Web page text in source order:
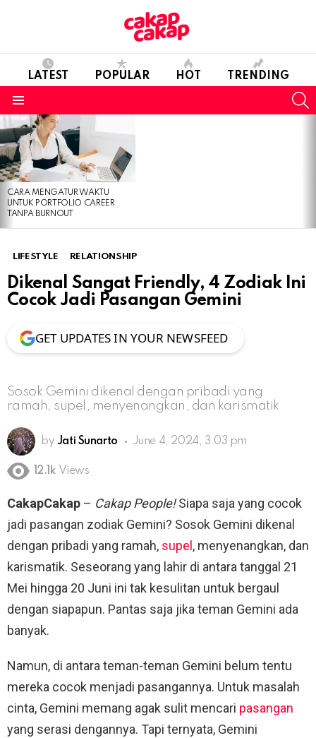
LATEST POPULAR HOT TRENDING
LATEST
STORIES
CARA MENGATUR WAKTU
UNTUK PORTFOLIO CAREER
TANPA BURNOUT
LIFESTYLE RELATIONSHIP
Dikenal Sangat Friendly, 4 Zodiak Ini
Cocok Jadi Pasangan Gemini
GET UPDATES IN YOUR NEWSFEED
Sosok Gemini dikenal dengan pribadi yang
ramah, supel, menyenangkan, dan karismatik
by Jati Sunarto June 4, 2024, 3:03 pm
12.1k Views
CakapCakap – Cakap People!Siapa saja yang cocok
jadi pasangan zodiak Gemini? Sosok Gemini dikenal
dengan pribadi yang ramah, supel , menyenangkan, dan
karismatik. Seseorang yang lahir di antara tanggal 21
Mei hingga 20 Juni ini tak kesulitan untuk bergaul
dengan siapapun. Pantas saja jika teman Gemini ada
banyak.
Namun, di antara teman-teman Gemini belum tentu
mereka cocok menjadi pasangannya. Untuk masalah
cinta, Gemini memang agak sulit mencari pasangan
yang serasi dengannya. Tapi ternyata, Gemini